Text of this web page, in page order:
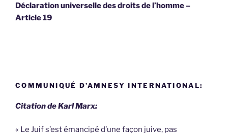
Déclaration universelle des droits de l’homme –
Article 19
COMMUNIQUÉ D’AMNESY INTERNATIONAL:
Citation de Karl Marx:
« Le Juif s’est émancipé d’une façon juive, pas